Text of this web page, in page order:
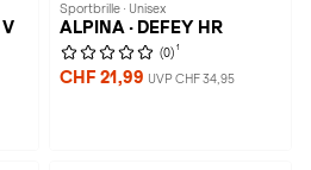
V
Sportbrille · Unisex
ALPINA · DEFEY HR
(0) 1
CHF 21,99 UVP CHF 34,95